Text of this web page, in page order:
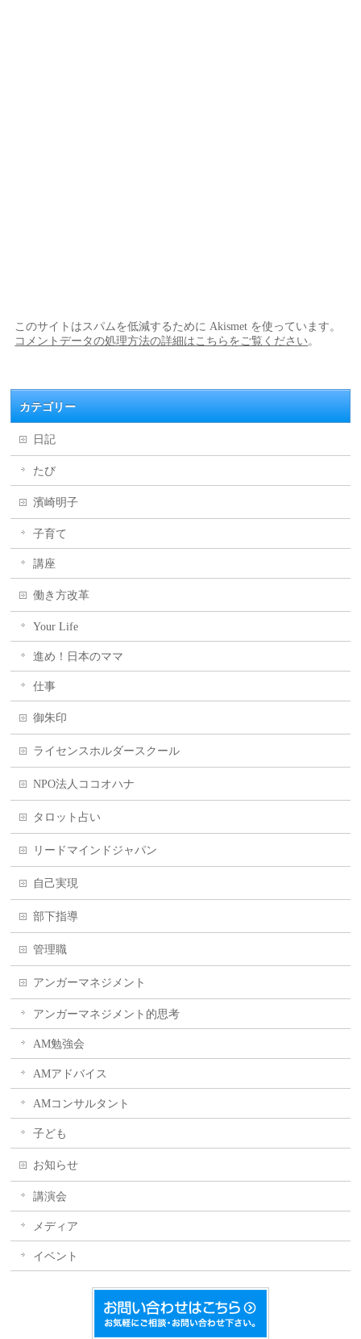
このサイトはスパムを低減するために Akismet を使っています。
コメントデータの処理方法の詳細はこちらをご覧ください。
カテゴリー
日記
たび
濱崎明子
子育て
講座
働き方改革
Your Life
進め！日本のママ
仕事
御朱印
ライセンスホルダースクール
NPO法人ココオハナ
タロット占い
リードマインドジャパン
自己実現
部下指導
管理職
アンガーマネジメント
アンガーマネジメント的思考
AM勉強会
AMアドバイス
AMコンサルタント
子ども
お知らせ
講演会
メディア
イベント